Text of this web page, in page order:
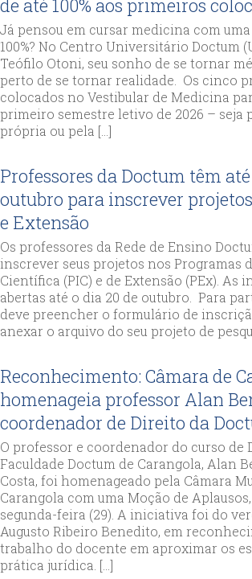
de até 100% aos primeiros
Já pensou em cursar medicina com
100%? No Centro Universitário Doctum
Teófilo Otoni, seu sonho de se tornar
perto de se tornar realidade. Os cinco
colocados no Vestibular de Medicina
primeiro semestre letivo de 2026 – seja
própria ou pela […]
Professores da Doctum têm
outubro para inscrever
e Extensão
Os professores da Rede de Ensino
inscrever seus projetos nos Programas
Científica (PIC) e de Extensão (PEx). As
abertas até o dia 20 de outubro. Para
deve preencher o formulário de
anexar o arquivo do seu projeto de
Reconhecimento: Câmara de
homenageia professor Alan
coordenador de Direito da
O professor e coordenador do curso de
Faculdade Doctum de Carangola, Alan
Costa, foi homenageado pela Câmara
Carangola com uma Moção de
segunda-feira (29). A iniciativa foi do
Augusto Ribeiro Benedito, em
trabalho do docente em aproximar os
prática jurídica. […]